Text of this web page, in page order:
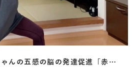
ゃんの五感の脳の発達促進「赤…